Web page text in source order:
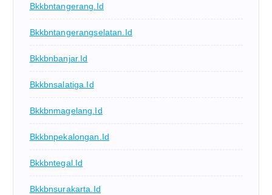
Bkkbntangerang.id
Bkkbntangerangselatan.id
Bkkbnbanjar.id
Bkkbnsalatiga.id
Bkkbnmagelang.id
Bkkbnpekalongan.id
Bkkbntegal.id
Bkkbnsurakarta.id